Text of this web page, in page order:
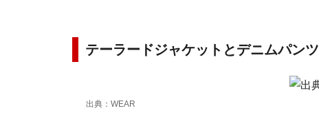
テーラードジャケットとデニムパンツ
出典：WEAR